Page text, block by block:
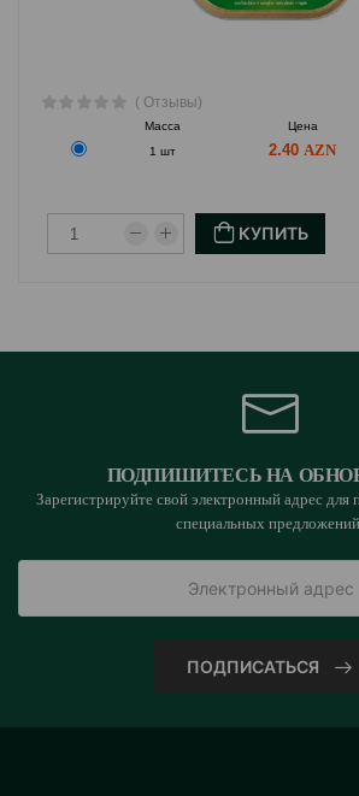
( Отзывы)
Масса Цена
1 шт
2.40
КУПИТЬ
ПОДПИШИТЕСЬ НА
Зарегистрируйте свой электронный адрес для
специальных
ПОДПИСАТЬСЯ